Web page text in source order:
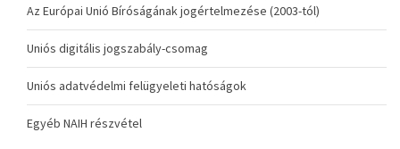
Az Európai Unió Bíróságának jogértelmezése (2003-tól)
Uniós digitális jogszabály-csomag
Uniós adatvédelmi felügyeleti hatóságok
Egyéb NAIH részvétel